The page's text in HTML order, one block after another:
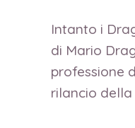
Intanto i
di Mario
professione
rilancio della